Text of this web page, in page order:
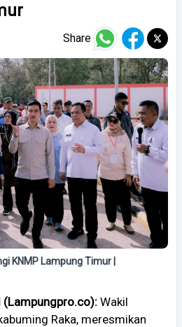
Share
KNMP Lampung Timur |
(Lampungpro.co): Wakil
Raka, meresmikan